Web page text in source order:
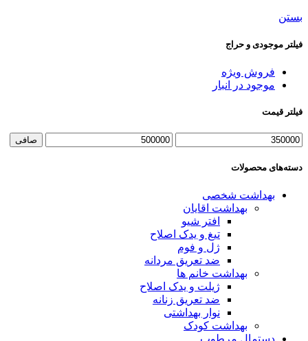
بستن
فیلتر موجودی و حراج
فروش ویژه
موجود در انبار
فیلتر قیمت
حداقل
حداكثر
صافی
دسته‌های محصولات
بهداشت شخصی
بهداشت اقایان
افتر شیو
تیغ و یدک اصلاح
ژل و فوم
ضد تعریق مردانه
بهداشت خانم ها
ژیلت و یدک اصلاح
ضد تعریق زنانه
نوار بهداشتی
بهداشت کودک